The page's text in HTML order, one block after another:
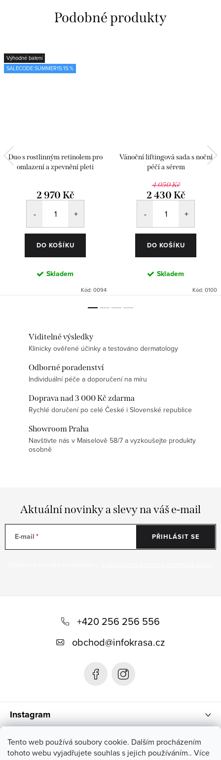
Tento web používá soubory cookie. Dalším procházením
tohoto webu vyjadřujete souhlas s jejich používáním.. Více
Výhodné balení
SALECODE:SUMMER15:15:%
Duo s rostlinným retinolem pro
omlazení a zpevnění pleti
2 970 Kč
DO KOŠÍKU
Skladem
Kód: 0094
Vánoční liftingová sada s noční
péčí a sérem
4 050 Kč
2 430 Kč
DO KOŠÍKU
Skladem
Kód: 0100
Viditelné výsledky
Klinicky ověřené účinky a testováno dermatology
Odborné poradenství
Individuální péče a doporučení na míru
Doprava nad 3 000 Kč zdarma
Rychlé doručení po celé České i Slovenské republice
Showroom Praha
Navštivte nás v Maiselově 58/7 a vyzkoušejte produkty
osobně
Aktuální novinky a slevy na váš e-mail
E-mail PŘIHLÁSIT SE
Instagram
+420 256 256 556
obchod@infokrasa.cz
Informace pro vás